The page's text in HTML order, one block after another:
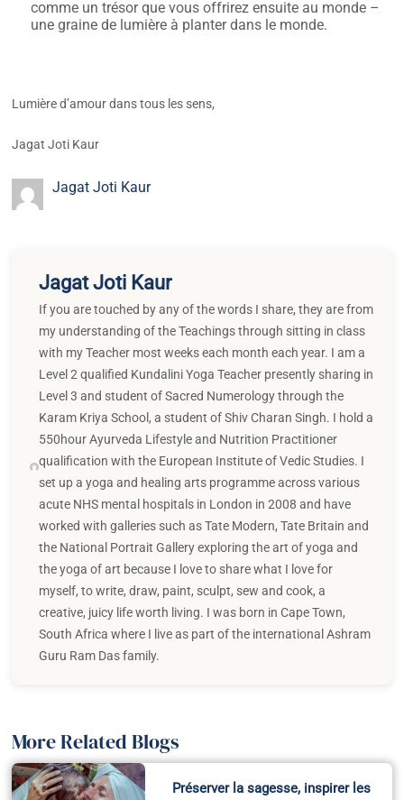
comme un trésor que vous offrirez ensuite au monde –
une graine de lumière à planter dans le monde.
Lumière d’amour dans tous les sens,
Jagat Joti Kaur
Jagat Joti Kaur
Jagat Joti Kaur
If you are touched by any of the words I share, they are from
my understanding of the Teachings through sitting in class
with my Teacher most weeks each month each year. I am a
Level 2 qualified Kundalini Yoga Teacher presently sharing in
Level 3 and student of Sacred Numerology through the
Karam Kriya School, a student of Shiv Charan Singh. I hold a
550hour Ayurveda Lifestyle and Nutrition Practitioner
qualification with the European Institute of Vedic Studies. I
set up a yoga and healing arts programme across various
acute NHS mental hospitals in London in 2008 and have
worked with galleries such as Tate Modern, Tate Britain and
the National Portrait Gallery exploring the art of yoga and
the yoga of art because I love to share what I love for
myself, to write, draw, paint, sculpt, sew and cook, a
creative, juicy life worth living. I was born in Cape Town,
South Africa where I live as part of the international Ashram
Guru Ram Das family.
More Related Blogs
Préserver la sagesse, inspirer les